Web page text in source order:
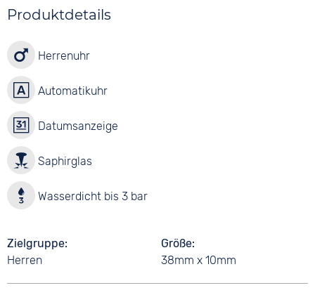
Produktdetails
Herrenuhr
Automatikuhr
Datumsanzeige
Saphirglas
Wasserdicht bis 3 bar
Zielgruppe
Herren
Größe
38mm x 10mm